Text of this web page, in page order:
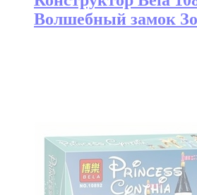
Волшебный замок